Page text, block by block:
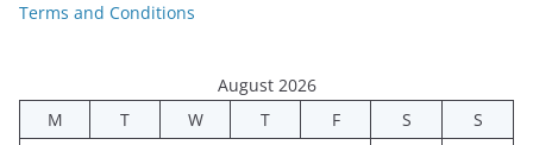
Terms and Conditions
August 2026
M
T W T F S
S